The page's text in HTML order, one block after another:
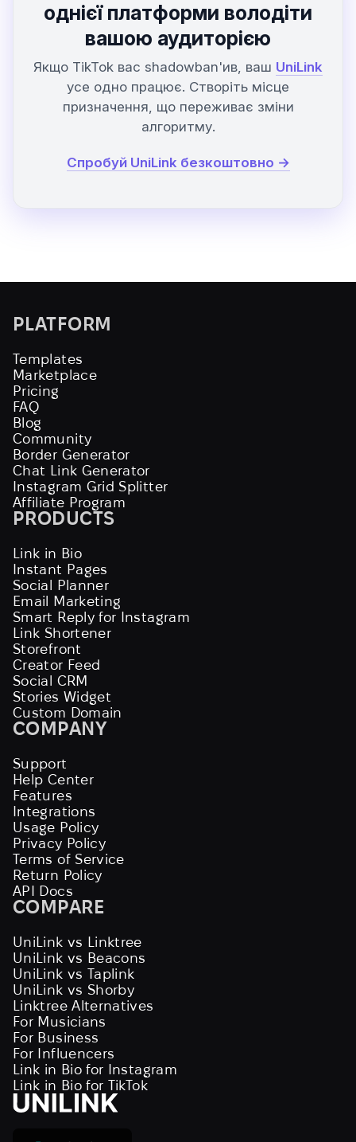
однієї платформи володіти
вашою аудиторією
Якщо TikTok вас shadowban'ив, ваш UniLink
усе одно працює. Створіть місце
призначення, що переживає зміни
алгоритму.
Спробуй UniLink безкоштовно →
PLATFORM
Templates
Marketplace
Pricing
FAQ
Blog
Community
Border Generator
Chat Link Generator
Instagram Grid Splitter
Affiliate Program
PRODUCTS
Link in Bio
Instant Pages
Social Planner
Email Marketing
Smart Reply for Instagram
Link Shortener
Storefront
Creator Feed
Social CRM
Stories Widget
Custom Domain
COMPANY
Support
Help Center
Features
Integrations
Usage Policy
Privacy Policy
Terms of Service
Return Policy
API Docs
COMPARE
UniLink vs Linktree
UniLink vs Beacons
UniLink vs Taplink
UniLink vs Shorby
Linktree Alternatives
For Musicians
For Business
For Influencers
Link in Bio for Instagram
Link in Bio for TikTok